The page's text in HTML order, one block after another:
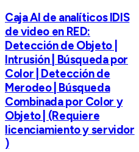
Caja AI de analíticos IDIS
de video en RED:
Detección de Objeto |
Intrusión | Búsqueda por
Color | Detección de
Merodeo | Búsqueda
Combinada por Color y
Objeto | (Requiere
licenciamiento y servidor
)